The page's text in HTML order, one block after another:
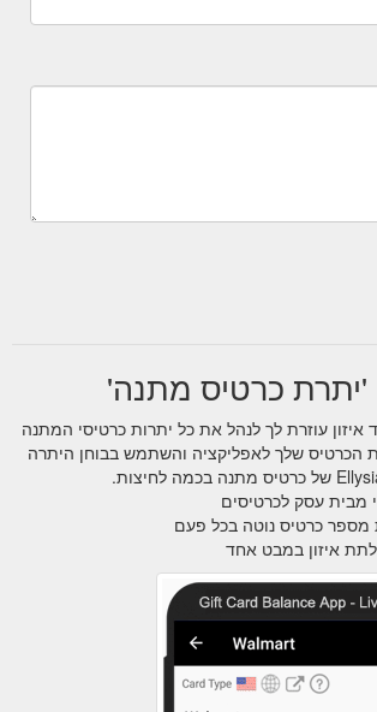
'יתרת כרטיס מתנה'
איזון עוזרת לך לנהל את כל יתרות כרטיסי המתנה
שלך לאפליקציה והשתמש בבוחן היתרה
מבית עסק לכרטיסים
כרטיס נוטה בכל פעם
איזון במבט אחד